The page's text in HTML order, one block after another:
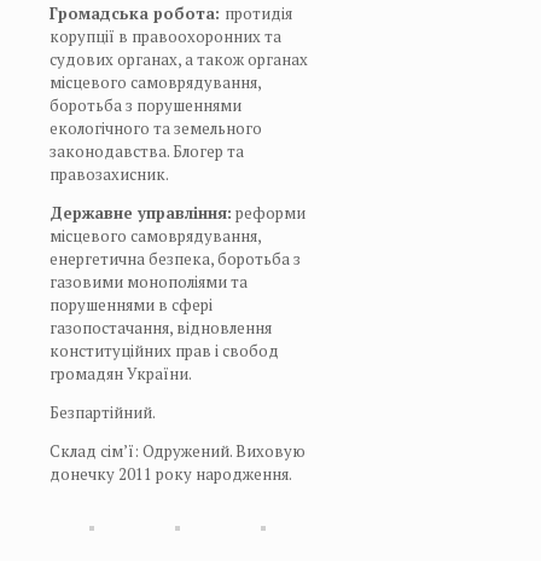
Громадська робота: протидія
корупції в правоохоронних та
судових органах, а також органах
місцевого самоврядування,
боротьба з порушеннями
екологічного та земельного
законодавства. Блогер та
правозахисник.
Державне управління: реформи
місцевого самоврядування,
енергетична безпека, боротьба з
газовими монополіями та
порушеннями в сфері
газопостачання, відновлення
конституційних прав і свобод
громадян України.
Безпартійний.
Склад сім’ї: Одружений. Виховую
донечку 2011 року народження.